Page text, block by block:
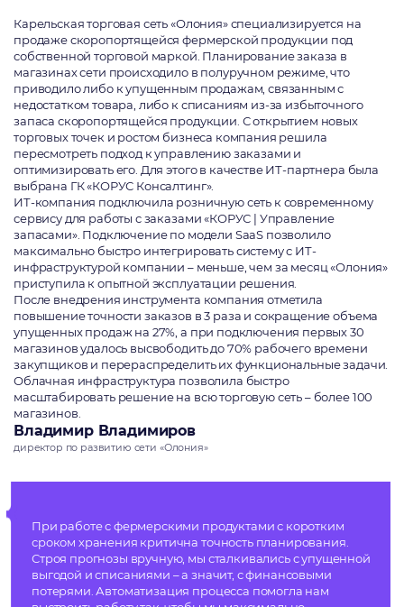
Карельская торговая сеть «Олония» специализируется на
продаже скоропортящейся фермерской продукции под
собственной торговой маркой. Планирование заказа в
магазинах сети происходило в полуручном режиме, что
приводило либо к упущенным продажам, связанным с
недостатком товара, либо к списаниям из-за избыточного
запаса скоропортящейся продукции. С открытием новых
торговых точек и ростом бизнеса компания решила
пересмотреть подход к управлению заказами и
оптимизировать его. Для этого в качестве ИТ-партнера была
выбрана ГК «КОРУС Консалтинг».
ИТ-компания подключила розничную сеть к современному
сервису для работы с заказами «КОРУС | Управление
запасами». Подключение по модели SaaS позволило
максимально быстро интегрировать систему с ИТ-
инфраструктурой компании – меньше, чем за месяц «Олония»
приступила к опытной эксплуатации решения.
После внедрения инструмента компания отметила
повышение точности заказов в 3 раза и сокращение объема
упущенных продаж на 27%, а при подключения первых 30
магазинов удалось высвободить до 70% рабочего времени
закупщиков и перераспределить их функциональные задачи.
Облачная инфраструктура позволила быстро
масштабировать решение на всю торговую сеть – более 100
магазинов.
Владимир Владимиров
директор по развитию сети «Олония»
При работе с фермерскими продуктами с коротким
сроком хранения критична точность планирования.
Строя прогнозы вручную, мы сталкивались с упущенной
выгодой и списаниями – а значит, с финансовыми
потерями. Автоматизация процесса помогла нам